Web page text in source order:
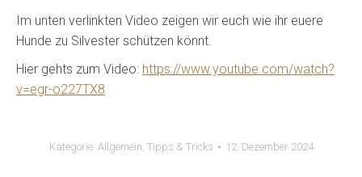
Im unten verlinkten Video zeigen wir euch wie ihr euere
Hunde zu Silvester schützen könnt.
Hier gehts zum Video: https://www.youtube.com/watch?
v=egr-o227TX8
Kategorie: Allgemein Tipps & Tricks 12. Dezember 2024